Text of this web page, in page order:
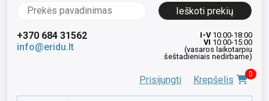
Ieškoti:
+370 684 31562
info@eridu.lt
I-V10:00-18:00
VI 10:00-15:00
(vasaros laikotarpiu
šeštadieniais nedirbame)
Prisijungti Krepšelis 0